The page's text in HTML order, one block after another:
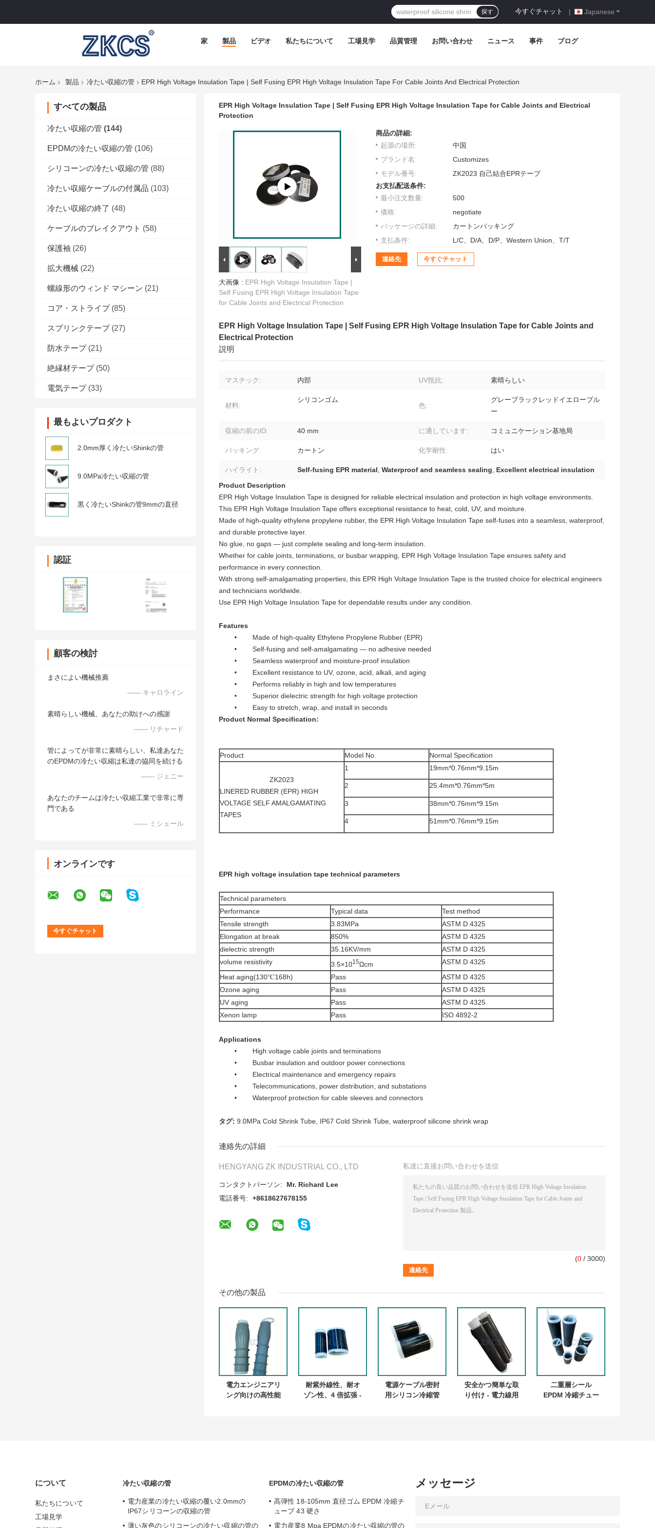
Japanese
今すぐチャット |
探す
家 製品 ビデオ 私たちについて 工場見学 品質管理 お問い合わせ ニュース 事件 ブログ
ホーム 製品 冷たい収縮の管 EPR High Voltage Insulation Tape | Self Fusing EPR High Voltage Insulation Tape For Cable Joints And Electrical Protection
すべての製品
冷たい収縮の管 (144)
EPDMの冷たい収縮の管 (106)
シリコーンの冷たい収縮の管 (88)
冷たい収縮ケーブルの付属品 (103)
冷たい収縮の終了 (48)
ケーブルのブレイクアウト (58)
保護袖 (26)
拡大機械 (22)
螺線形のウィンド マシーン (21)
コア・ストライプ (85)
スプリンクテープ (27)
防水テープ (21)
絶縁材テープ (50)
電気テープ (33)
最もよいプロダクト
2.0mm厚く冷たいShinkの管
9.0MPa冷たい収縮の管
黒く冷たいShinkの管9mmの直径
認証
顧客の検討
まさによい機械推薦
—— キャロライン
素晴らしい機械、あなたの助けへの感謝
—— リチャード
管によってが非常に素晴らしい、私達あなた
のEPDMの冷たい収縮は私達の協同を続ける
—— ジェニー
あなたのチームは冷たい収縮工業で非常に専
門である
—— ミシェール
オンラインです
EPR High Voltage Insulation Tape | Self Fusing EPR High Voltage Insulation Tape for Cable Joints and Electrical
Protection
大画像 : EPR High Voltage Insulation Tape |
Self Fusing EPR High Voltage Insulation Tape
for Cable Joints and Electrical Protection
商品の詳細:
起源の場所:
中国
ブランド名:
Customizes
モデル番号:
ZK2023 自己結合EPRテープ
お支払配送条件:
最小注文数量:
500
価格:
negotiate
パッケージの詳細:
カートンパッキング
支払条件:
L/C、D/A、D/P、Western Union、T/T
連絡先 今すぐチャット
EPR High Voltage Insulation Tape | Self Fusing EPR High Voltage Insulation Tape for Cable Joints and
Electrical Protection
説明
マスチック: 内部 UV抵抗: 素晴らしい
材料:
シリコンゴム
色:
グレーブラックレッドイエローブル
ー
収縮の前のID: 40 mm に適しています: コミュニケーション基地局
パッキング: カートン 化学耐性: はい
ハイライト: Self-fusing EPR material, Waterproof and seamless sealing, Excellent electrical insulation
Product Description
EPR High Voltage Insulation Tape is designed for reliable electrical insulation and protection in high voltage environments.
This EPR High Voltage Insulation Tape offers exceptional resistance to heat, cold, UV, and moisture.
Made of high-quality ethylene propylene rubber, the EPR High Voltage Insulation Tape self-fuses into a seamless, waterproof,
and durable protective layer.
No glue, no gaps — just complete sealing and long-term insulation.
Whether for cable joints, terminations, or busbar wrapping, EPR High Voltage Insulation Tape ensures safety and
performance in every connection.
With strong self-amalgamating properties, this EPR High Voltage Insulation Tape is the trusted choice for electrical engineers
and technicians worldwide.
Use EPR High Voltage Insulation Tape for dependable results under any condition.
Features
• Made of high-quality Ethylene Propylene Rubber (EPR)
• Self-fusing and self-amalgamating — no adhesive needed
• Seamless waterproof and moisture-proof insulation
• Excellent resistance to UV, ozone, acid, alkali, and aging
• Performs reliably in high and low temperatures
• Superior dielectric strength for high voltage protection
• Easy to stretch, wrap, and install in seconds
Product Normal Specification:
Product Model No. Normal Specification
ZK2023
LINERED RUBBER (EPR) HIGH
VOLTAGE SELF AMALGAMATING
TAPES
1 19mm*0.76mm*9.15m
2 25.4mm*0.76mm*5m
3 38mm*0.76mm*9.15m
4 51mm*0.76mm*9.15m
EPR high voltage insulation tape technical parameters
Technical parameters
Performance
Typical data
Test method
Tensile strength
3.83MPa
ASTM D 4325
Elongation at break
850%
ASTM D 4325
dielectric strength
35.16KV/mm
ASTM D 4325
volume resistivity
3.5×1015Ωcm
ASTM D 4325
Heat aging(130℃168h)
Pass
ASTM D 4325
Ozone aging
Pass
ASTM D 4325
UV aging
Pass
ASTM D 4325
Xenon lamp
Pass ISO 4892-2
Applications
• High voltage cable joints and terminations
• Busbar insulation and outdoor power connections
• Electrical maintenance and emergency repairs
• Telecommunications, power distribution, and substations
• Waterproof protection for cable sleeves and connectors
タグ: 9.0MPa Cold Shrink Tube, IP67 Cold Shrink Tube, waterproof silicone shrink wrap
連絡先の詳細
HENGYANG ZK INDUSTRIAL CO., LTD
コンタクトパーソン:
Mr. Richard Lee
電話番号:
+8618627678155
私達に直接お問い合わせを送信
(0 / 3000)
その他の製品
電力エンジニアリ
ング向けの高性能
耐紫外線性、耐オ
ゾン性、4 倍拡張 -
電源ケーブル密封
用シリコン冷縮管
安全かつ簡単な取
り付け - 電力線用
二重層シール
EPDM 冷縮チュー
について
私たちについて
工場見学
冷たい収縮の管
電力産業の冷たい収縮の覆い2.0mmの
IP67シリコーンの収縮の管
薄い灰色のシリコーンの冷たい収縮の管の
EPDMの冷たい収縮の管
高弾性 18-105mm 直径ゴム EPDM 冷縮チ
ューブ 43 硬さ
電力産業8 Mpa EPDMの冷たい収縮の管の
メッセージ